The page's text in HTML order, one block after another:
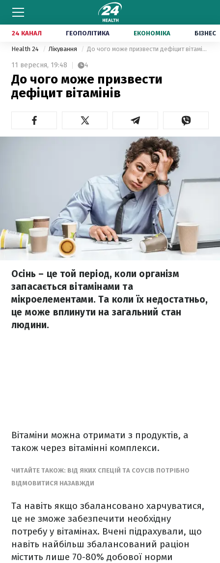
24 КАНАЛ ГЕОПОЛІТИКА ЕКОНОМІКА БІЗНЕС
Health 24 Лікування До чого може призвести дефіцит вітамінів
11 вересня, 19:48 4
До чого може призвести
дефіцит вітамінів
Осінь – це той період, коли організм
запасається вітамінами та
мікроелементами. Та коли їх недостатньо,
це може вплинути на загальний стан
людини.
Вітаміни можна отримати з продуктів, а
також через вітамінні комплекси.
ЧИТАЙТЕ ТАКОЖ: ВІД ЯКИХ СПЕЦІЙ ТА СОУСІВ ПОТРІБНО
ВІДМОВИТИСЯ НАЗАВЖДИ
Та навіть якщо збалансовано харчуватися,
це не зможе забезпечити необхідну
потребу у вітамінах. Вчені підрахували, що
навіть найбільш збалансований раціон
містить лише 70-80% добової норми